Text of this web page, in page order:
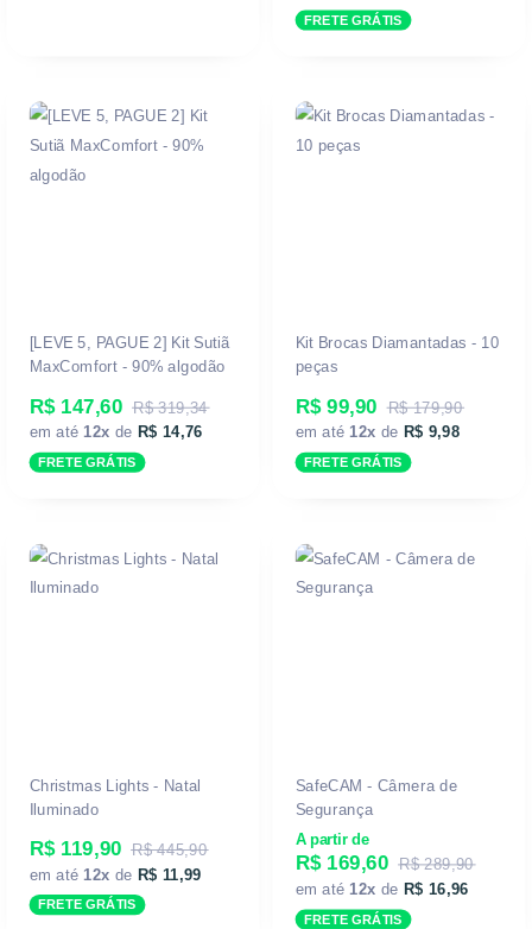
FRETE GRÁTIS
[LEVE 5, PAGUE 2] Kit Sutiã
MaxComfort - 90% algodão
R$ 147,60
R$ 319,34
em até 12x de R$ 14,76
FRETE GRÁTIS
Kit Brocas Diamantadas - 10
peças
R$ 99,90
R$ 179,90
em até 12x de R$ 9,98
FRETE GRÁTIS
Christmas Lights - Natal
Iluminado
R$ 119,90 R$ 445,90
em até 12x de R$ 11,99
FRETE GRÁTIS
SafeCAM - Câmera de
Segurança
A partir de
R$ 169,60
R$ 289,90
em até 12x de R$ 16,96
FRETE GRÁTIS